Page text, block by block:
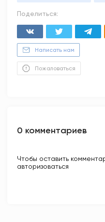
Поделиться:
Написать нам
Пожаловаться
0 комментариев
Чтобы оставить
авторизоваться